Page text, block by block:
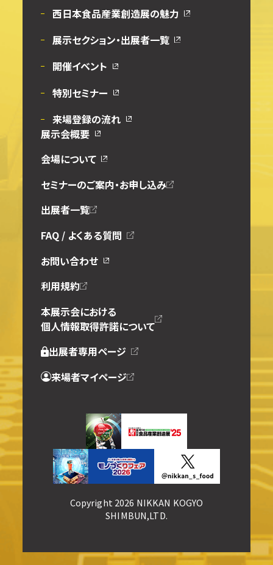
西日本食品産業創造展の魅力
展示セクション・出展者一覧
開催イベント
特別セミナー
来場登録の流れ
展示会概要
会場について
セミナーのご案内・お申し込み
出展者一覧
FAQ / よくある質問
お問い合わせ
利用規約
本展示会における
個人情報取得許諾について
出展者専用ページ
来場者マイページ
Copyright 2026 NIKKAN KOGYO
SHIMBUN,LTD.